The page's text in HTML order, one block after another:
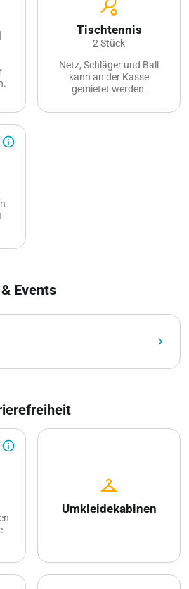
sports_tennis
Tischtennis
2 Stück
Netz, Schläger und Ball
kann an der Kasse
gemietet werden.
info_outline
Events
chevron_right
info_outline
checkroom
Umkleidekabinen